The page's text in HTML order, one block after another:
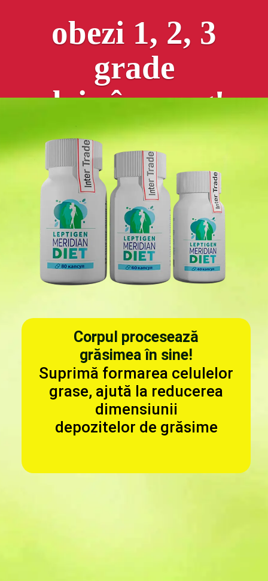
obezi 1, 2, 3
grade
deja în prag!
Corpul procesează
grăsimea în sine!
Suprimă formarea celulelor
grase, ajută la reducerea
dimensiunii
depozitelor de grăsime